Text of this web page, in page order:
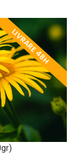
LIVRARE 48H